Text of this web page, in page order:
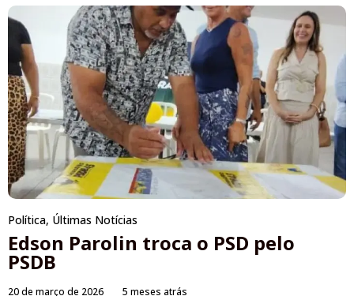
Política, Últimas Notícias
Edson Parolin troca o PSD pelo
PSDB
20 de março de 2026 5 meses atrás